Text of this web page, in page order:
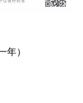
）